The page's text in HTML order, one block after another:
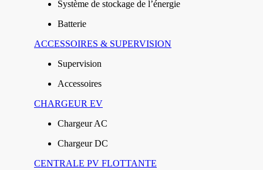
Système de stockage de l’énergie
Batterie
ACCESSOIRES & SUPERVISION
Supervision
Accessoires
CHARGEUR EV
Chargeur AC
Chargeur DC
CENTRALE PV FLOTTANTE